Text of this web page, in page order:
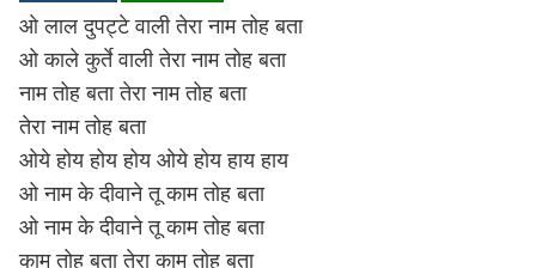
Lyrics in Hindi – Movie Songs
Lyrics in Tamil – Devotional Songs
Lyrics in Tamil – Movie Songs
Kannada
Lyrics in Kannada – Movie Songs
ओ लाल दुपट्टे वाली तेरा नाम तोह बता
ओ काले कुर्ते वाली तेरा नाम तोह बता
नाम तोह बता तेरा नाम तोह बता
तेरा नाम तोह बता
ओये होय होय होय ओये होय हाय हाय
ओ नाम के दीवाने तू काम तोह बता
ओ नाम के दीवाने तू काम तोह बता
काम तोह बता तेरा काम तोह बता